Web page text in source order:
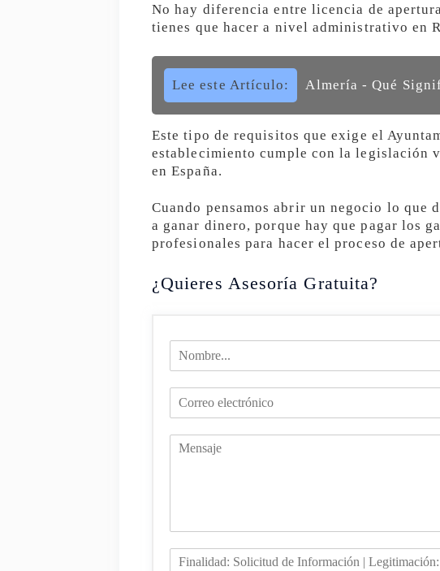
No hay diferencia entre licencia de
tienes que hacer a nivel administrativo en
Lee este Artículo: Almería - Qué
Este tipo de requisitos que exige el
establecimiento cumple con la legislación
en España.
Cuando pensamos abrir un negocio lo que
a ganar dinero, porque hay que pagar los
profesionales para hacer el proceso de
¿Quieres Asesoría Gratuita?